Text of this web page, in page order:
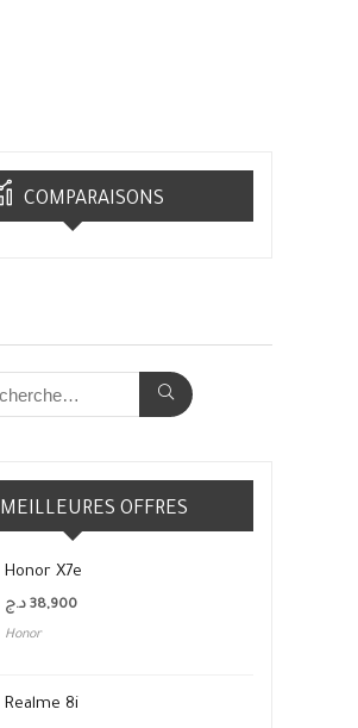
COMPARAISONS
MEILLEURES OFFRES
Honor X7e
38,900 د.ج
Honor
Realme 8i